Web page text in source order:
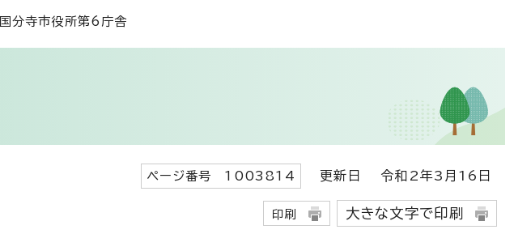
国分寺市役所第6庁舎
ページ番号 1003814 更新日 令和2年3月16日
印刷 大きな文字で印刷